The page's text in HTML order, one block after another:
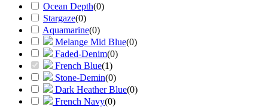
Ocean Depth(0)
Stargaze(0)
Aquamarine(0)
Melange Mid Blue(0)
Faded-Denim(0)
French Blue(1)
Stone-Demin(0)
Dark Heather Blue(0)
French Navy(0)